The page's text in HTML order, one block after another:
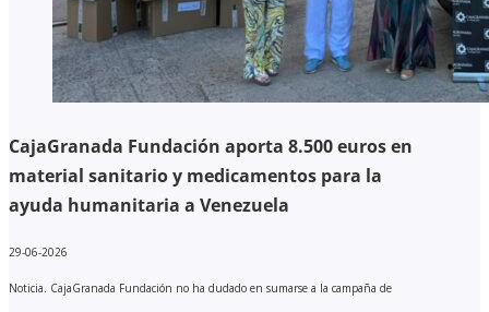
CajaGranada Fundación aporta 8.500 euros en
material sanitario y medicamentos para la
ayuda humanitaria a Venezuela
29-06-2026
Noticia. CajaGranada Fundación no ha dudado en sumarse a la campaña de